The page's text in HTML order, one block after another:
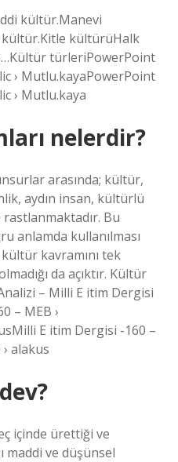
kültür.Manevi
kültür.Kitle kültürüHalk
türleriPowerPoint
› Mutlu.kayaPowerPoint
› Mutlu.kaya
nelerdir?
arasında; kültür,
aydın insan, kültürlü
Bu
anlamda kullanılması
kavramını tek
da açıktır. Kültür
– Milli E itim Dergisi
– MEB ›
E itim Dergisi -160 –
alakus
içinde ürettiği ve
maddi ve düşünsel